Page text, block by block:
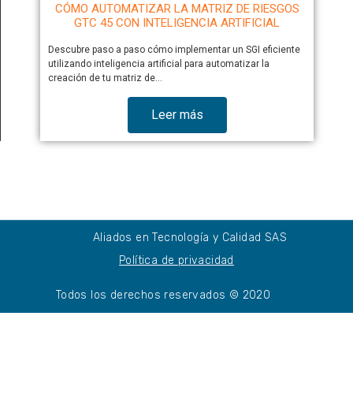
CÓMO AUTOMATIZAR LA MATRIZ DE RIESGOS
GTC 45 CON INTELIGENCIA ARTIFICIAL
Descubre paso a paso cómo implementar un SGI eficiente
utilizando inteligencia artificial para automatizar la
creación de tu matriz de…
Leer más
Aliados en Tecnología y Calidad SAS
Política de privacidad
Todos los derechos reservados © 2020